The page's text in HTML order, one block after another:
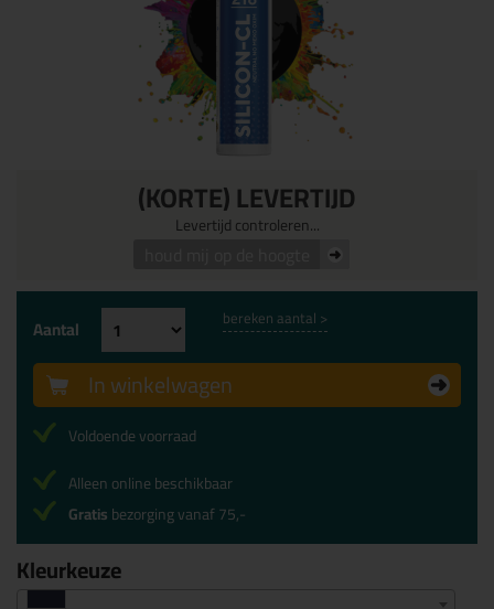
(KORTE) LEVERTIJD
Levertijd controleren...
Kleurkeuze
Aantal bereken aantal >
In winkelwagen
Voldoende voorraad
Alleen online beschikbaar
Gratisbezorging vanaf 75,-